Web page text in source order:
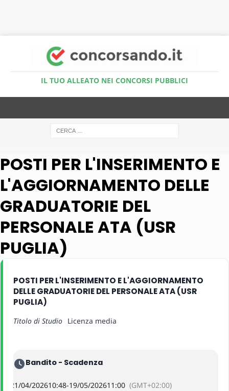
IL TUO ALLEATO NEI CONCORSI PUBBLICI
POSTI PER L'INSERIMENTO E
L'AGGIORNAMENTO DELLE
GRADUATORIE DEL
PERSONALE ATA (USR
PUGLIA)
POSTI PER L'INSERIMENTO E L'AGGIORNAMENTO
DELLE GRADUATORIE DEL PERSONALE ATA (USR
PUGLIA)
Titolo di Studio Licenza media
Bandito - Scadenza
21/04/202610:48-19/05/202611:00 (GMT+02:00)